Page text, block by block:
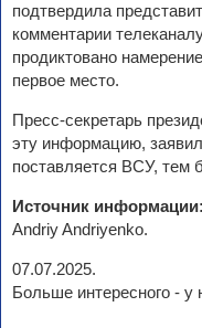
подтвердила
комментарии
продиктовано
первое место.
Пресс-секретарь
эту информацию,
поставляется ВСУ, тем
Источник информации:
Andriy Andriyenko.
07.07.2025.
Больше интересного - у